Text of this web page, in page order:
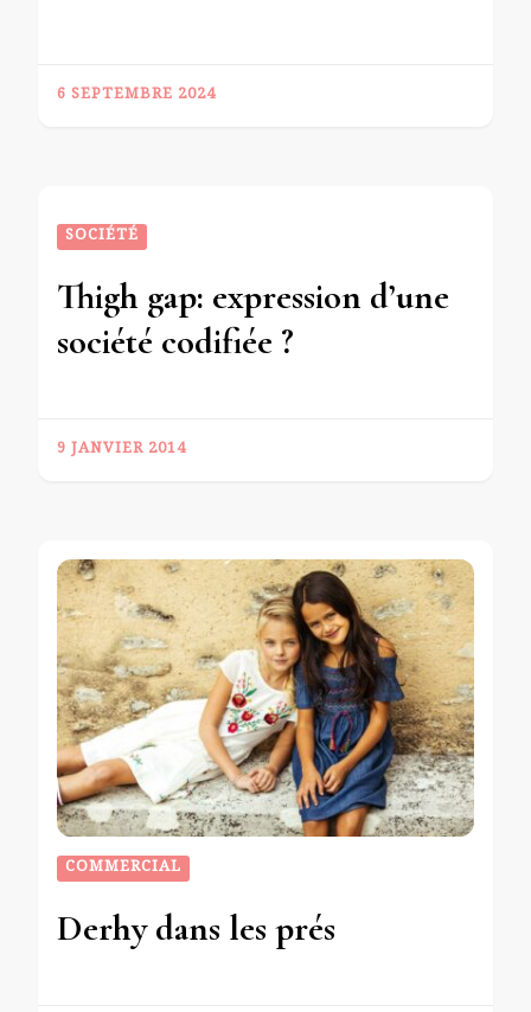
6 SEPTEMBRE 2024
SOCIÉTÉ
Thigh gap: expression d’une
société codifiée ?
9 JANVIER 2014
COMMERCIAL
Derhy dans les prés